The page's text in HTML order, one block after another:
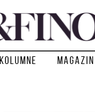
Kolumne Magazin